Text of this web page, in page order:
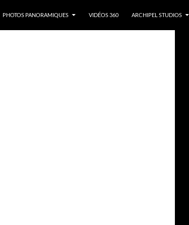
PHOTOS PANORAMIQUES VIDÉOS 360 ARCHIPEL STUDIOS